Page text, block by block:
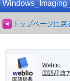
トップページに戻
Weblio
国語辞典